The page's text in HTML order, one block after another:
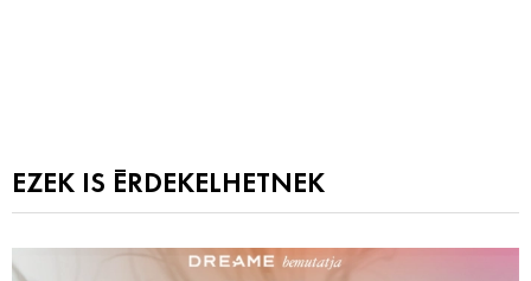
EZEK IS ÉRDEKELHETNEK